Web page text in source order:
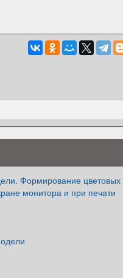
Формирование цветовых
монитора и при печати